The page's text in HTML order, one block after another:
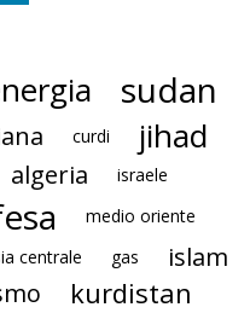
sudan
curdi jihad
algeria israele
medio oriente
centrale gas islam
kurdistan